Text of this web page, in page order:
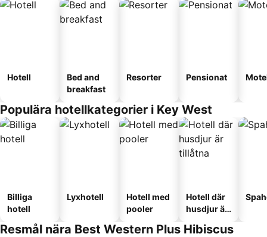
Hotell
Bed and
breakfast
Resorter Pensionat
Populära hotellkategorier i Key West
Billiga
hotell
Lyxhotell
Hotell med
pooler
Hotell där
husdjur är
Resmål nära Best Western Plus Hibiscus